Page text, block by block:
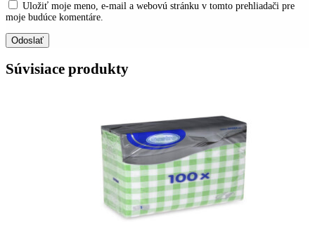
Uložiť moje meno, e-mail a webovú stránku v tomto prehliadači pre
moje budúce komentáre.
Súvisiace produkty